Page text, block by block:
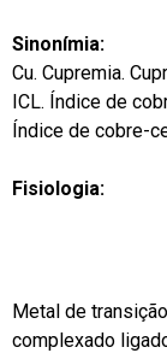
Sinonímia:
Cu. Cupremia.
ICL. Índice de
Índice de cobre-
Fisiologia:
Metal de
complexado